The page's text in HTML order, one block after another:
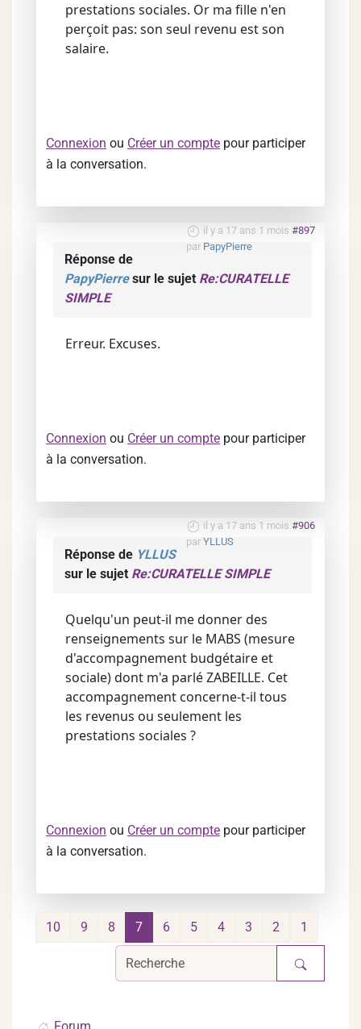
prestations sociales. Or ma fille n'en
perçoit pas: son seul revenu est son
salaire.
Connexion ou Créer un compte pour participer
à la conversation.
il y a 17 ans 1 mois #897
par PapyPierre
Réponse de
PapyPierresur le sujet Re:CURATELLE
SIMPLE
Erreur. Excuses.
Connexion ou Créer un compte pour participer
à la conversation.
il y a 17 ans 1 mois #906
par YLLUS
Réponse de YLLUS
sur le sujet Re:CURATELLE SIMPLE
Quelqu'un peut-il me donner des
renseignements sur le MABS (mesure
d'accompagnement budgétaire et
sociale) dont m'a parlé ZABEILLE. Cet
accompagnement concerne-t-il tous
les revenus ou seulement les
prestations sociales ?
Connexion ou Créer un compte pour participer
à la conversation.
1
2
3
4
5
6
7
8
9
10